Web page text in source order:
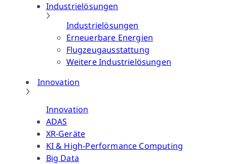
Industrielösungen
Industrielösungen
Erneuerbare Energien
Flugzeugausstattung
Weitere Industrielösungen
Innovation
Innovation
ADAS
XR-Geräte
KI & High-Performance Computing
Big Data